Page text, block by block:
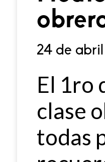
24 de abril
El 1ro
clase
todas